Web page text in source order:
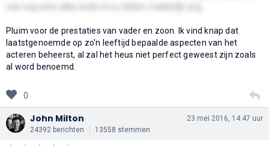
Pluim voor de prestaties van vader en zoon. Ik vind knap dat
laatstgenoemde op zo'n leeftijd bepaalde aspecten van het
acteren beheerst, al zal het heus niet perfect geweest zijn zoals
al word benoemd.
0
John Milton
24392 berichten 13558 stemmen
23 mei 2016, 14:47 uur